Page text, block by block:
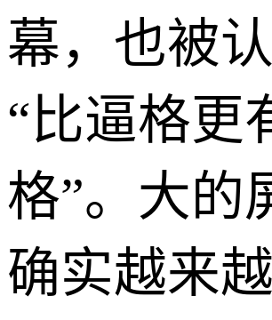
幕，也被
“比逼格更
格”。大的
确实越来